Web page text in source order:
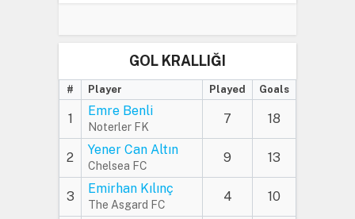
GOL KRALLIĞI
# Player Played Goals
1
Emre Benli
Noterler FK
7 18
2
Yener Can Altın
Chelsea FC
9 13
3
Emirhan Kılınç
The Asgard FC
4 10